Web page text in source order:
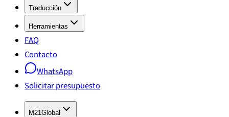
Traducción
Herramientas
FAQ
Contacto
WhatsApp
Solicitar presupuesto
M21Global